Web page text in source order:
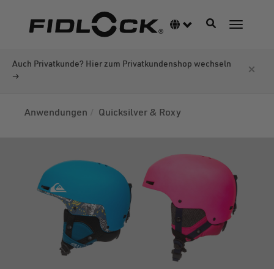
Sprachumschalter
Navigation
Auch Privatkunde? Hier zum Privatkundenshop wechseln
→
×
Anwendungen Quicksilver & Roxy